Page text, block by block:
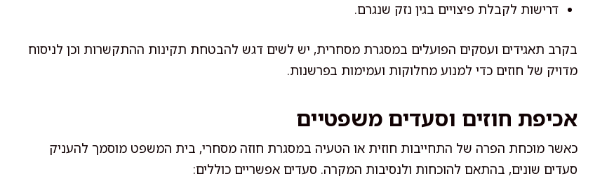
דרישות לקבלת פיצויים בגין נזק שנגרם.
בקרב תאגידים ועסקים הפועלים במסגרת מסחרית, יש לשים דגש להבטחת תקינות ההתקשרות וכן לניסוח
מדויק של חוזים כדי למנוע מחלוקות ועמימות בפרשנות.
אכיפת חוזים וסעדים משפטיים
כאשר מוכחת הפרה של התחייבות חוזית או הטעיה במסגרת חוזה מסחרי, בית המשפט מוסמך להעניק
סעדים שונים, בהתאם להוכחות ולנסיבות המקרה. סעדים אפשריים כוללים: